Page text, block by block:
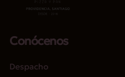
Conócenos
Despacho